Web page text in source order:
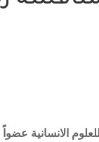
الانسانية